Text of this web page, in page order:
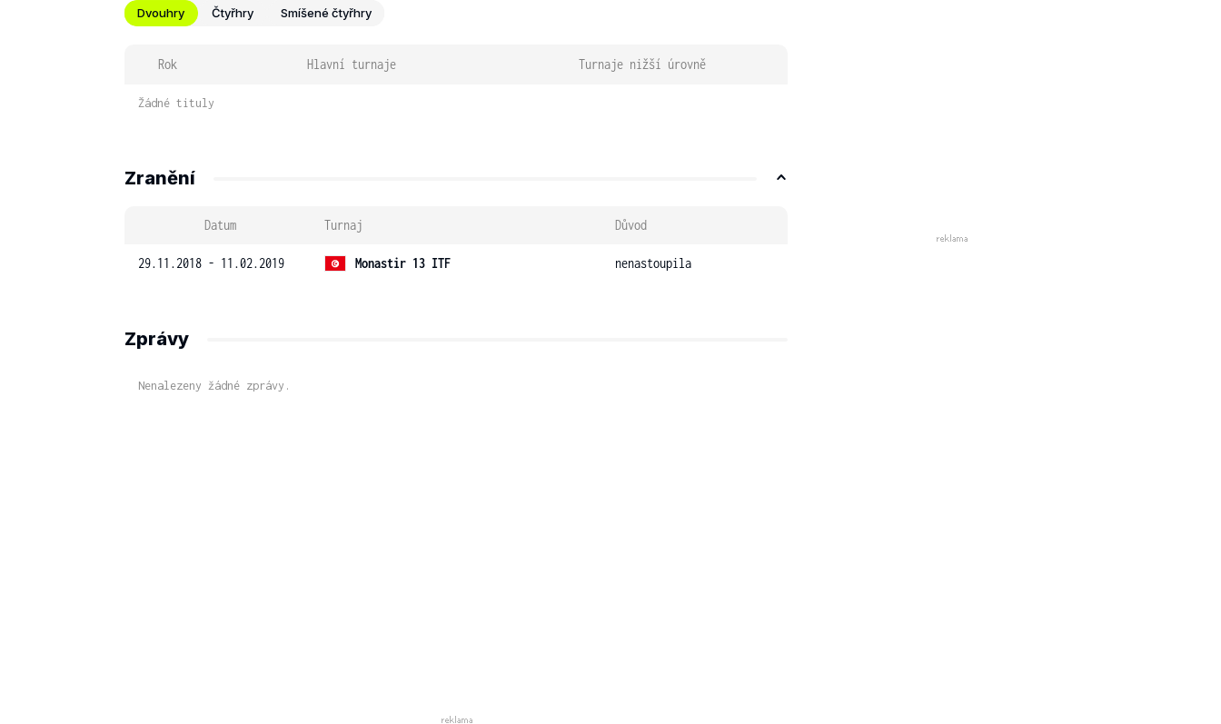
Dvouhry Čtyřhry Smíšené čtyřhry
Rok Hlavní turnaje Turnaje nižší úrovně
Žádné tituly
Zranění
Datum Turnaj Důvod
29.11.2018 - 11.02.2019 Monastir 13 ITF nenastoupila
Zprávy
Nenalezeny žádné zprávy.